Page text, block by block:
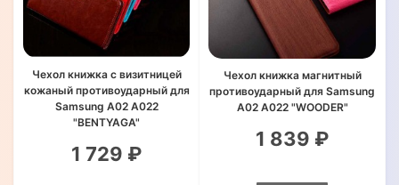
Чехол книжка с визитницей
кожаный противоударный для
Samsung A02 A022
"BENTYAGA"
1 729 ₽
Чехол книжка магнитный
противоударный для Samsung
A02 A022 "WOODER"
1 839 ₽